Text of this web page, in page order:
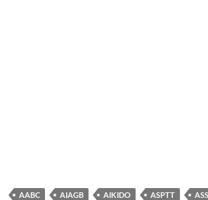
AABC AIAGB AIKIDO ASPTT